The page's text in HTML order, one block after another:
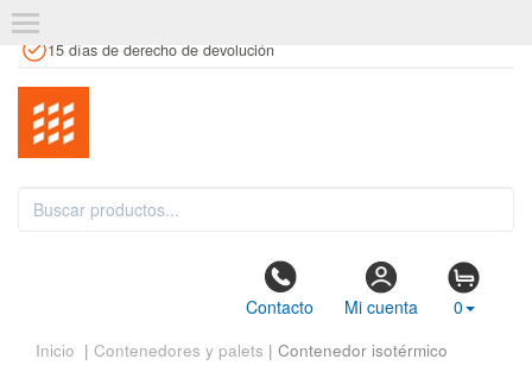
15 días de derecho de devolución
Contacto Mi cuenta 0
Inicio | Contenedores y palets | Contenedor isotérmico